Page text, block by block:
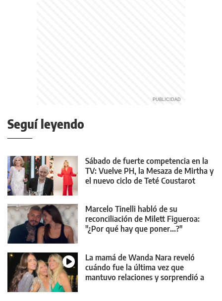
Seguí leyendo
Sábado de fuerte competencia en la
TV: Vuelve PH, la Mesaza de Mirtha y
el nuevo ciclo de Teté Coustarot
Marcelo Tinelli habló de su
reconciliación de Milett Figueroa:
"¿Por qué hay que poner...?"
La mamá de Wanda Nara reveló
cuándo fue la última vez que
mantuvo relaciones y sorprendió a